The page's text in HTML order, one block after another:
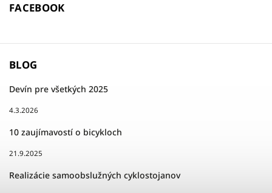
FACEBOOK
BLOG
Devín pre všetkých 2025
4.3.2026
10 zaujímavostí o bicykloch
21.9.2025
Realizácie samoobslužných cyklostojanov